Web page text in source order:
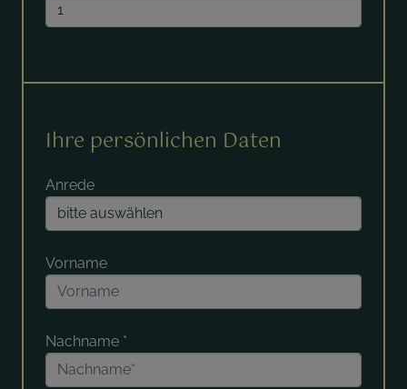
Ihre persönlichen Daten
Anrede
Vorname
Nachname *